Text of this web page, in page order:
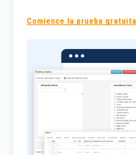
Comience la prueba gratuita